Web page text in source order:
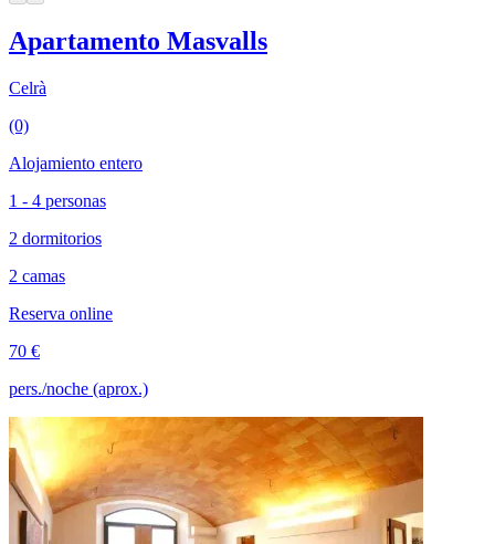
Apartamento Masvalls
Celrà
(0)
Alojamiento entero
1 - 4 personas
2 dormitorios
2 camas
Reserva online
70 €
pers./noche (aprox.)